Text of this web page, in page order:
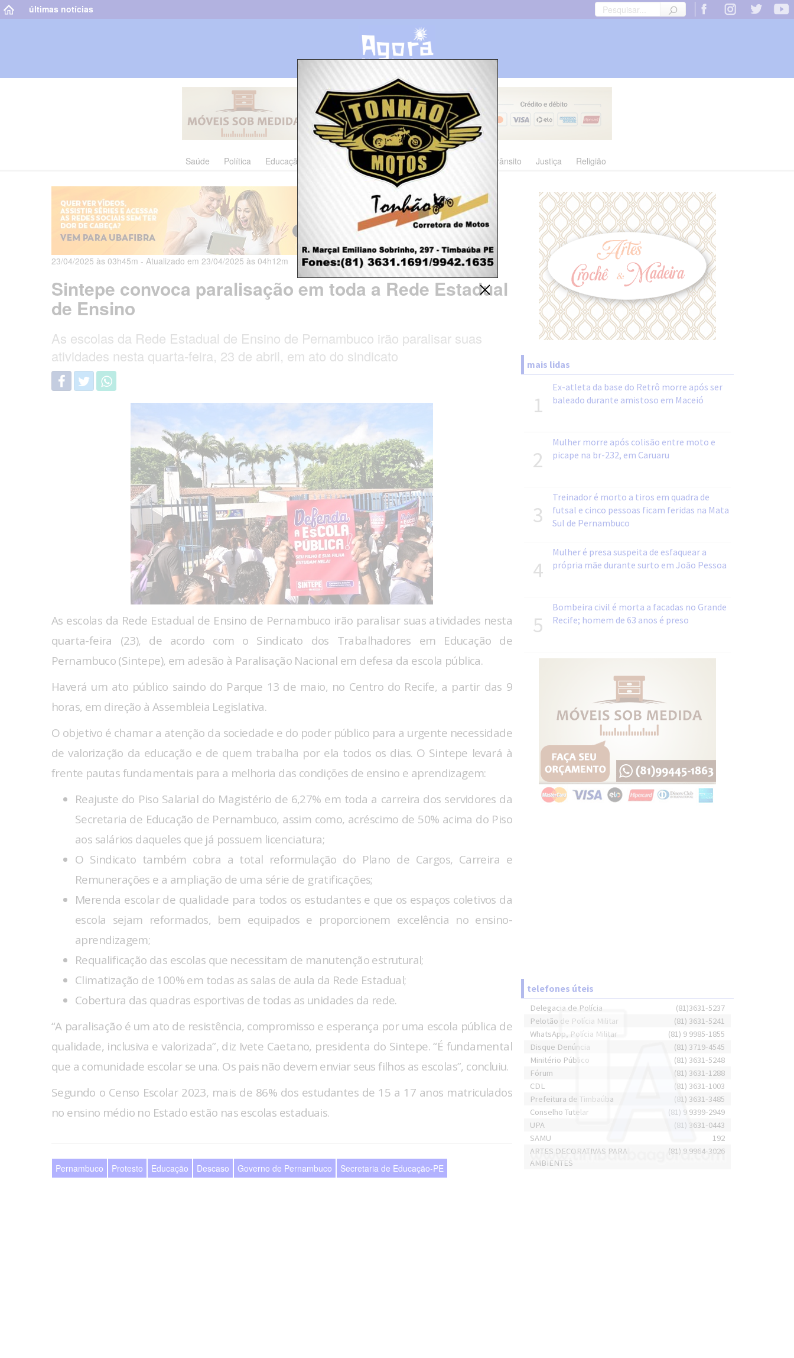
últimas notícias
Saúde Política Educação Cultura Polícia Economia Trânsito Justiça Religião
23/04/2025 às 03h45m - Atualizado em 23/04/2025 às 04h12m
Sintepe convoca paralisação em toda a Rede Estadual
de Ensino
As escolas da Rede Estadual de Ensino de Pernambuco irão paralisar suas
atividades nesta quarta-feira, 23 de abril, em ato do sindicato
As escolas da Rede Estadual de Ensino de Pernambuco irão paralisar suas atividades nesta
quarta-feira (23), de acordo com o Sindicato dos Trabalhadores em Educação de
Pernambuco (Sintepe), em adesão à Paralisação Nacional em defesa da escola pública.
Haverá um ato público saindo do Parque 13 de maio, no Centro do Recife, a partir das 9
horas, em direção à Assembleia Legislativa.
O objetivo é chamar a atenção da sociedade e do poder público para a urgente necessidade
de valorização da educação e de quem trabalha por ela todos os dias. O Sintepe levará à
frente pautas fundamentais para a melhoria das condições de ensino e aprendizagem:
Reajuste do Piso Salarial do Magistério de 6,27% em toda a carreira dos servidores da
Secretaria de Educação de Pernambuco, assim como, acréscimo de 50% acima do Piso
aos salários daqueles que já possuem licenciatura;
O Sindicato também cobra a total reformulação do Plano de Cargos, Carreira e
Remunerações e a ampliação de uma série de gratificações;
Merenda escolar de qualidade para todos os estudantes e que os espaços coletivos da
escola sejam reformados, bem equipados e proporcionem excelência no ensino-
aprendizagem;
Requalificação das escolas que necessitam de manutenção estrutural;
Climatização de 100% em todas as salas de aula da Rede Estadual;
Cobertura das quadras esportivas de todas as unidades da rede.
“A paralisação é um ato de resistência, compromisso e esperança por uma escola pública de
qualidade, inclusiva e valorizada”, diz Ivete Caetano, presidenta do Sintepe. “É fundamental
que a comunidade escolar se una. Os pais não devem enviar seus filhos as escolas”, concluiu.
Segundo o Censo Escolar 2023, mais de 86% dos estudantes de 15 a 17 anos matriculados
no ensino médio no Estado estão nas escolas estaduais.
Pernambuco Protesto Educação Descaso Governo de Pernambuco Secretaria de Educação-PE
mais lidas
1
Ex-atleta da base do Retrô morre após ser
baleado durante amistoso em Maceió
2
Mulher morre após colisão entre moto e
picape na br-232, em Caruaru
3
Treinador é morto a tiros em quadra de
futsal e cinco pessoas ficam feridas na Mata
Sul de Pernambuco
4
Mulher é presa suspeita de esfaquear a
própria mãe durante surto em João Pessoa
5
Bombeira civil é morta a facadas no Grande
Recife; homem de 63 anos é preso
telefones úteis
Delegacia de Polícia
(81)3631-5237
Pelotão de Polícia Militar
(81) 3631-5241
WhatsApp, Polícia Militar
(81) 9 9985-1855
Disque Denúncia
(81) 3719-4545
Minitério Público
(81) 3631-5248
Fórum
(81) 3631-1288
CDL
(81) 3631-1003
Prefeitura de Timbaúba
(81) 3631-3485
Conselho Tutelar
(81) 9 9399-2949
UPA
(81) 3631-0443
SAMU
192
ARTES DECORATIVAS PARA
AMBIENTES
(81) 9 9964-3026